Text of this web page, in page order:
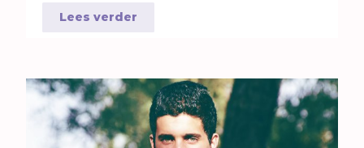
Lees verder